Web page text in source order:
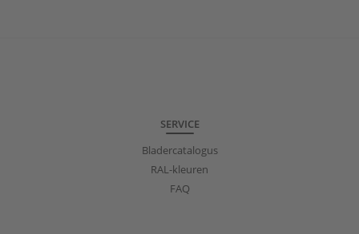
SERVICE
Bladercatalogus
RAL-kleuren
FAQ